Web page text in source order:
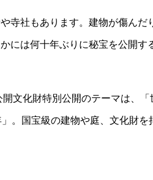
寺社もあります。建物が傷んだ
には何十年ぶりに秘宝を公開す
文化財特別公開のテーマは、「
。国宝級の建物や庭、文化財を